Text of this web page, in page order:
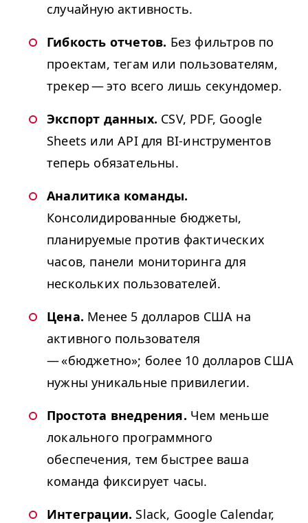
случайную активность.
Гибкость отчетов. Без фильтров по
проектам, тегам или пользователям,
трекер — это всего лишь секундомер.
Экспорт данных. CSV, PDF, Google
Sheets илиAPIдля BI-инструментов
теперь обязательны.
Аналитика команды.
Консолидированные бюджеты,
планируемые против фактических
часов, панели мониторинга для
нескольких пользователей.
Цена. Менее 5 долларов США на
активного пользователя
— «бюджетно»; более 10 долларов США
нужны уникальные привилегии.
Простота внедрения. Чем меньше
локального программного
обеспечения, тем быстрее ваша
команда фиксирует часы.
Интеграции. Slack, Google Calendar,